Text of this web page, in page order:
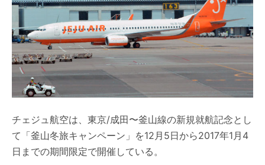
チェジュ航空は、東京/成田〜釜山線の新規就航記念とし
て「釜山冬旅キャンペーン」を12月5日から2017年1月4
日までの期間限定で開催している。